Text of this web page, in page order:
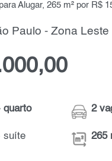
Alugar, 265 m² por R$
Paulo - Zona Leste
quarto
suíte
2
265